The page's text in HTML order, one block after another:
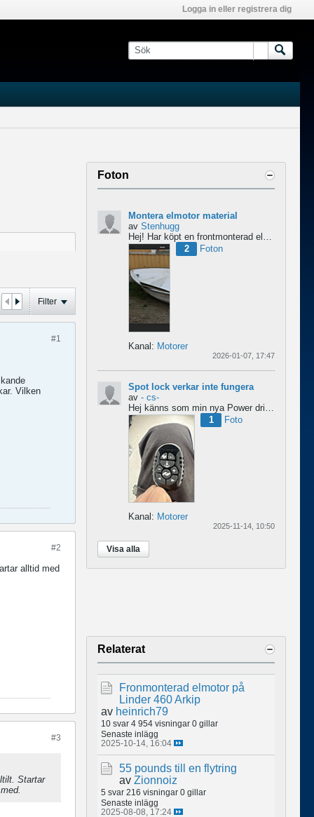
Logga in eller registrera dig
Filter
#1
Vilken
#2
alltid med
#3
Startar
Foton
Montera elmotor material
av Stenhugg
Hej! Har köpt en frontmonterad elmotor och undrar lite om nån har någon tips hur man ska börja bygga...
2
Foton
Kanal: Motorer
2026-01-07, 17:47
Spot lock verkar inte fungera
av - cs-
Hej känns som min nya Power drive tappar spot lock
1
Foto
Kanal: Motorer
2025-11-14, 10:50
Visa alla
Relaterat
Fronmonterad elmotor på
Linder 460 Arkip
av heinrich79
10 svar 4 954 visningar 0 gillar
Senaste inlägg
2025-10-14, 16:04
55 pounds till en flytring
av Zionnoiz
5 svar 216 visningar 0 gillar
Senaste inlägg
2025-08-08, 17:24